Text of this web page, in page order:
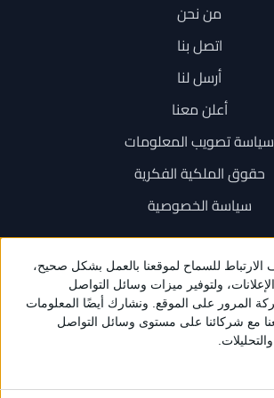
من نحن
اتصل بنا
أرسل لنا
أعلن معنا
سياسة تصويب المعلومات
حقوق الملكية الفكرية
سياسة الخصوصية
اتصل بنا
+962 6 534 1777
+962 79 202 7000